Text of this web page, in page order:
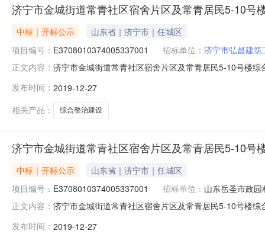
济宁市金城街道常青社区宿舍片区及常青居民5-10号
中标｜开标公示
山东省｜济宁市｜任城区
项目编号： E3708010374005337001 招标单位： 济宁市弘昌建
正文内容： 济宁市金城街道常青社区宿舍片区及常青居民5-10号楼
2291650.5830天2山东鸿顺建工集团有限公司
发布时间： 2019-12-27
相关产品：
综合整治建设
济宁市金城街道常青社区宿舍片区及常青居民5-10号
中标｜开标公示
山东省｜济宁市｜任城区
项目编号： E3708010374005337001 招标单位： 山东岳圣市政
正文内容： 济宁市金城街道常青社区宿舍片区及常青居民5-10号楼
2574083.1730天2济宁市弘昌建筑工程有限责任公司
发布时间： 2019-12-27